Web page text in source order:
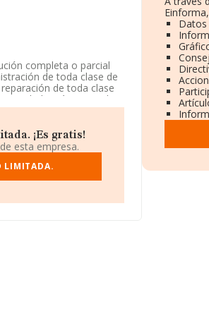
completa o parcial
de toda clase de
de toda clase
está registrada
4101. La compañía no
teniendo en cuenta la
empleados por encima
perdido 3.147 puestos
¡Es gratis!
esta empresa.
LIMITADA.